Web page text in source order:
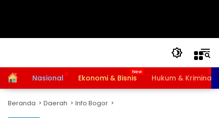
HomeNasional Ekonomi & Bisnis Hukum & Kriminal
Beranda Daerah Info Bogor